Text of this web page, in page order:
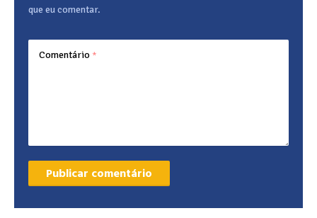
que eu comentar.
Comentário *